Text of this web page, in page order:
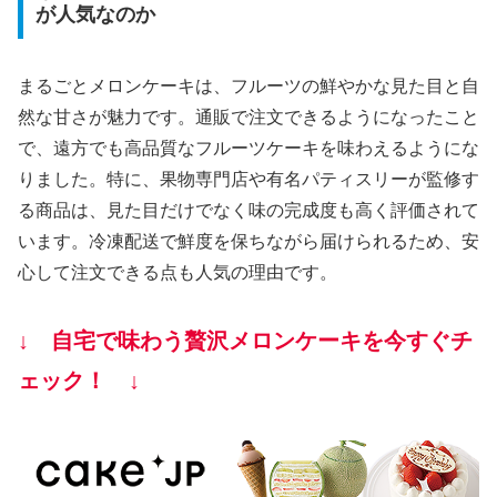
が人気なのか
まるごとメロンケーキは、フルーツの鮮やかな見た目と自
然な甘さが魅力です。通販で注文できるようになったこと
で、遠方でも高品質なフルーツケーキを味わえるようにな
りました。特に、果物専門店や有名パティスリーが監修す
る商品は、見た目だけでなく味の完成度も高く評価されて
います。冷凍配送で鮮度を保ちながら届けられるため、安
心して注文できる点も人気の理由です。
↓ 自宅で味わう贅沢メロンケーキを今すぐチ
ェック！ ↓